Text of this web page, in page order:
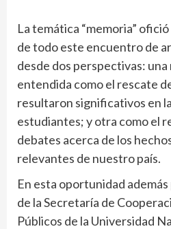
La temática “memoria”
de todo este encuentro de
desde dos perspectivas:
entendida como el rescate
resultaron significativos en
estudiantes; y otra como el
debates acerca de los
relevantes de nuestro país.
En esta oportunidad
de la Secretaría de
Públicos de la Universidad